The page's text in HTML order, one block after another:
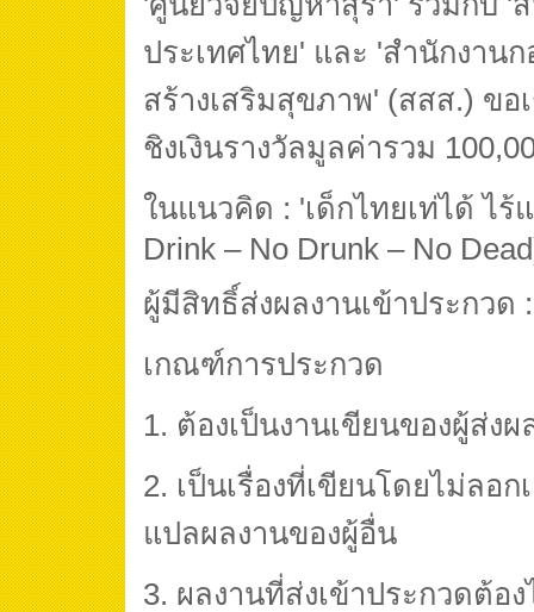
ประเทศไทย' และ 'สำนักงาน
สร้างเสริมสุขภาพ' (สสส.) ขอ
ชิงเงินรางวัลมูลค่ารวม
ในแนวคิด : 'เด็กไทยเท่ได้ ไร้
Drink – No Drunk – No
ผู้มีสิทธิ์ส่งผลงานเข้าประกวด
เกณฑ์การประกวด
1. ต้องเป็นงานเขียนของผู้ส่ง
2. เป็นเรื่องที่เขียนโดยไม่ลอ
แปลผลงานของผู้อื่น
3. ผลงานที่ส่งเข้าประกวดต้อ